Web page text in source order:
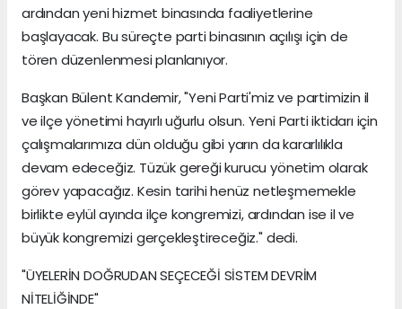
ardından yeni hizmet binasında faaliyetlerine
başlayacak. Bu süreçte parti binasının açılışı için de
tören düzenlenmesi planlanıyor.
Başkan Bülent Kandemir, "Yeni Parti'miz ve partimizin il
ve ilçe yönetimi hayırlı uğurlu olsun. Yeni Parti iktidarı için
çalışmalarımıza dün olduğu gibi yarın da kararlılıkla
devam edeceğiz. Tüzük gereği kurucu yönetim olarak
görev yapacağız. Kesin tarihi henüz netleşmemekle
birlikte eylül ayında ilçe kongremizi, ardından ise il ve
büyük kongremizi gerçekleştireceğiz." dedi.
"ÜYELERİN DOĞRUDAN SEÇECEĞİ SİSTEM DEVRİM
NİTELİĞİNDE"